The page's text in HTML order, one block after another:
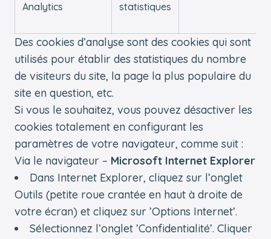
Analytics
statistiques
Des cookies d’analyse sont des cookies qui sont
utilisés pour établir des statistiques du nombre
de visiteurs du site, la page la plus populaire du
site en question, etc.
Si vous le souhaitez, vous pouvez désactiver les
cookies totalement en configurant les
paramètres de votre navigateur, comme suit :
Via le navigateur – Microsoft Internet Explorer
Dans Internet Explorer, cliquez sur l’onglet
Outils (petite roue crantée en haut à droite de
votre écran) et cliquez sur ’Options Internet’.
Sélectionnez l’onglet ’Confidentialité’. Cliquer